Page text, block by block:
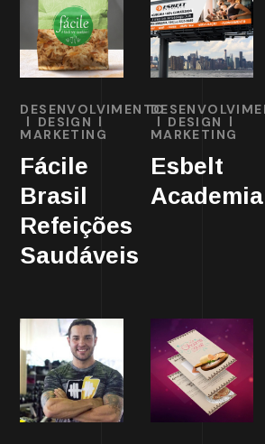
DESENVOLVIMENTO
DESIGN
MARKETING
Fácile
Brasil
Refeições
Saudáveis
DESIGN
MARKETING
Esbelt
Academia